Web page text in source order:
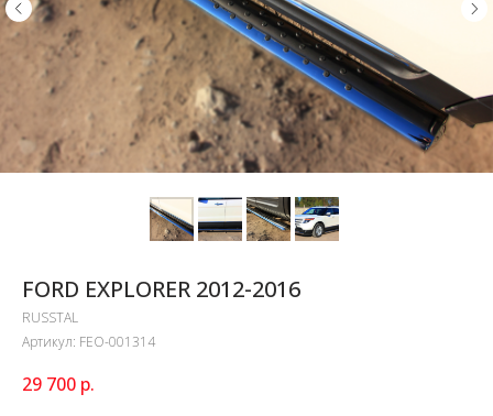
FORD EXPLORER 2012-2016
RUSSTAL
Артикул: FEO-001314
29 700 р.